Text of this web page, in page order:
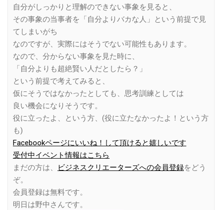
自分がしっかりと理解のできない事象を見ると、
その事象の当事者を「自分よりバカな人」という前提で見
てしまいがち
なのですが、実際にはそうでない可能性もあります。
なので、分からない事象を見た時に、
「自分よりも超絶賢い人だとしたら？」
という前提で考えてみると、
仮にそうではなかったとしても、思考訓練としては
良い機会になりそうです。
役に立ったよ、という方、(役に立たなかったよ！という方
も)
Facebookページにいいね！して頂けると嬉しいです
受付中イベント情報はこちら
まだの方は、
ビジネスクリエーターズへの会員登録をどう
ぞ。
会員登録は無料です。
明日は野中さんです。